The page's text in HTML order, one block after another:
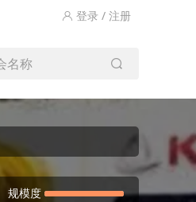
登录 / 注册
名称
规模度